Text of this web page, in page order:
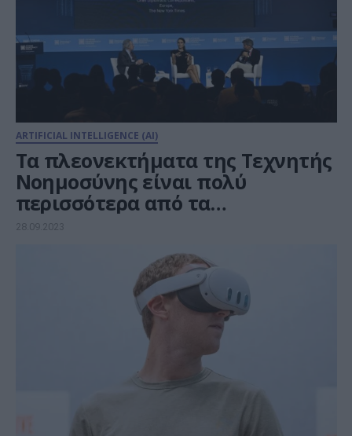
ARTIFICIAL INTELLIGENCE (AI)
Τα πλεονεκτήματα της Τεχνητής
Νοημοσύνης είναι πολύ
περισσότερα από τα
μειονεκτήματα
28.09.2023